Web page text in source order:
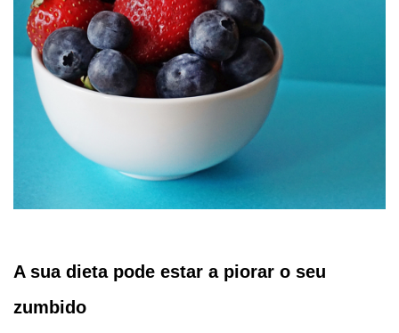
A sua dieta pode estar a piorar o seu
zumbido